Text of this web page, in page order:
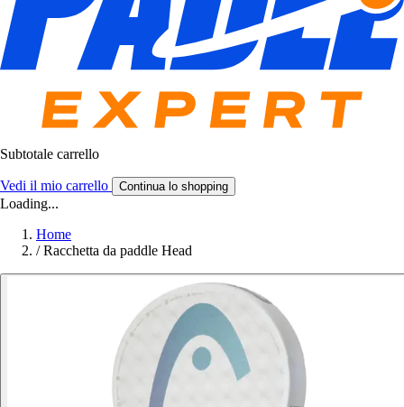
Subtotale carrello
Vedi il mio carrello Continua lo shopping
Loading...
Home
/ Racchetta da paddle Head